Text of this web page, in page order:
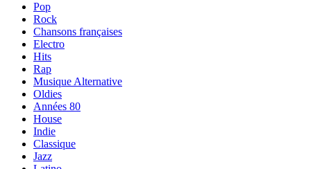
Pop
Rock
Chansons françaises
Electro
Hits
Rap
Musique Alternative
Oldies
Années 80
House
Indie
Classique
Jazz